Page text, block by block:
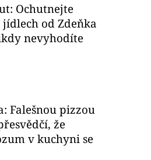
Ochutnejte
od Zdeňka
nevyhodíte
Falešnou pizzou
že
v kuchyni se